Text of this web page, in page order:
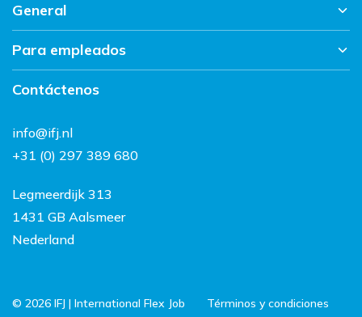
General
Página principal
Resumen de noticias
Para empleados
Volné pozície
Trabajar y vivir en los
Países Bajos
Contáctenos
info@ifj.nl
+31 (0) 297 389 680
Legmeerdijk 313
1431 GB Aalsmeer
Nederland
© 2026 IFJ | International Flex Job
Términos y condiciones